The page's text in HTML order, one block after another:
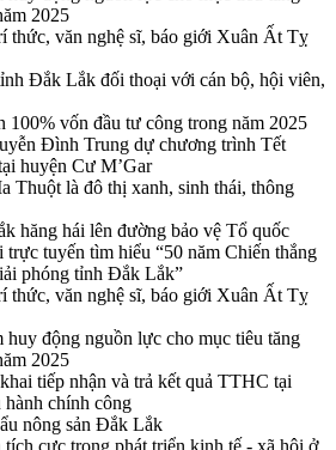
2025
thức, văn nghệ sĩ, báo giới Xuân Ất Tỵ
Đắk Lắk đối thoại với cán bộ, hội viên,
100% vốn đầu tư công trong năm 2025
Đình Trung dự chương trình Tết
huyện Cư M’Gar
Thuột là đô thị xanh, sinh thái, thông
hăng hái lên đường bảo vệ Tổ quốc
trực tuyến tìm hiểu “50 năm Chiến thắng
phóng tỉnh Đắk Lắk”
thức, văn nghệ sĩ, báo giới Xuân Ất Tỵ
động nguồn lực cho mục tiêu tăng
2025
tiếp nhận và trả kết quả TTHC tại
chính công
nông sản Đắk Lắk